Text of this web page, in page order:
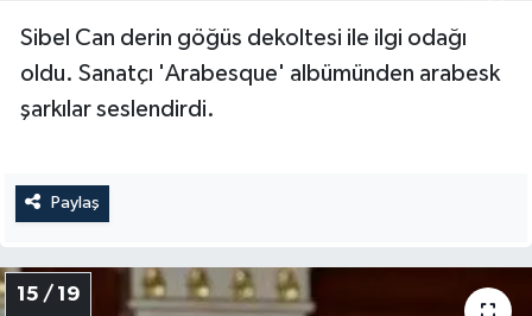
Sibel Can derin göğüs dekoltesi ile ilgi odağı
oldu. Sanatçı 'Arabesque' albümünden arabesk
şarkılar seslendirdi.
Paylaş
15 / 19